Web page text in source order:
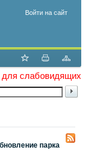
Войти на сайт
для слабовидящих
парка